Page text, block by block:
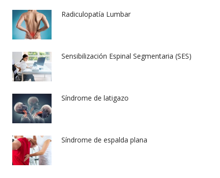
Radiculopatía Lumbar
Sensibilización Espinal Segmentaria (SES)
Síndrome de latigazo
Síndrome de espalda plana